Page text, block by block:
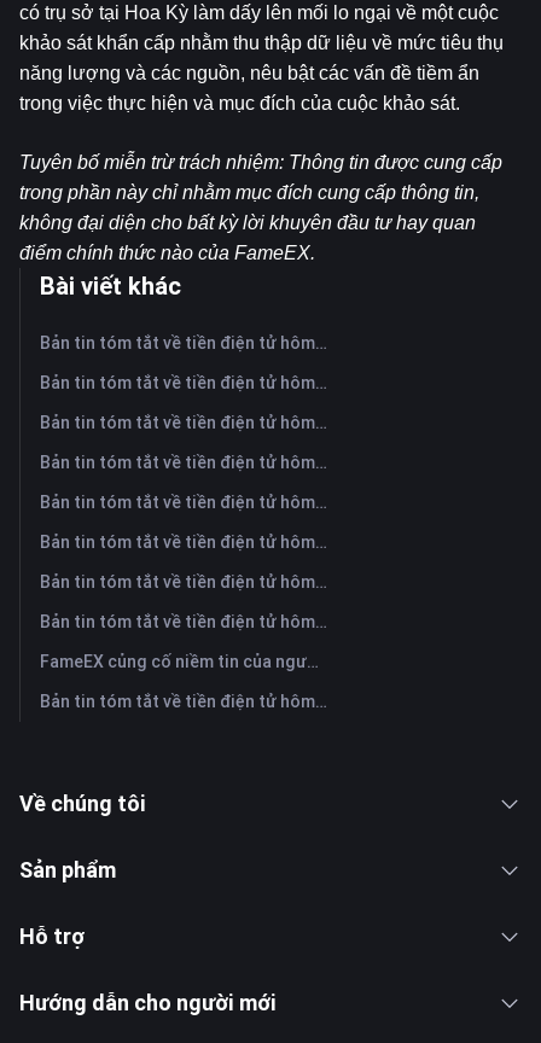
có trụ sở tại Hoa Kỳ làm dấy lên mối lo ngại về một cuộc
khảo sát khẩn cấp nhằm thu thập dữ liệu về mức tiêu thụ
năng lượng và các nguồn, nêu bật các vấn đề tiềm ẩn
trong việc thực hiện và mục đích của cuộc khảo sát.
Tuyên bố miễn trừ trách nhiệm: Thông tin được cung cấp
trong phần này chỉ nhằm mục đích cung cấp thông tin,
không đại diện cho bất kỳ lời khuyên đầu tư hay quan
điểm chính thức nào của FameEX.
Bài viết khác
Bản tin tóm tắt về tiền điện tử hôm nay trên FameEX | Ngày 7 tháng 8 năm 2026
Bản tin tóm tắt về tiền điện tử hôm nay trên FameEX | Ngày 6 tháng 8 năm 2026
Bản tin tóm tắt về tiền điện tử hôm nay trên FameEX | Ngày 5 tháng 8 năm 2026
Bản tin tóm tắt về tiền điện tử hôm nay trên FameEX | Ngày 4 tháng 8 năm 2026
Bản tin tóm tắt về tiền điện tử hôm nay trên FameEX | Ngày 3 tháng 8 năm 2026
Bản tin tóm tắt về tiền điện tử hôm nay trên FameEX | Ngày 31 tháng 7 năm 2026
Bản tin tóm tắt về tiền điện tử hôm nay trên FameEX | Ngày 30 tháng 7 năm 2026
Bản tin tóm tắt về tiền điện tử hôm nay trên FameEX | Ngày 29 tháng 7 năm 2026
FameEX củng cố niềm tin của người dùng thông qua tám năm hoạt động ổn định và tăng trưởng toàn cầu
Bản tin tóm tắt về tiền điện tử hôm nay trên FameEX | Ngày 28 tháng 7 năm 2026
Về chúng tôi
Sản phẩm
Hỗ trợ
Hướng dẫn cho người mới